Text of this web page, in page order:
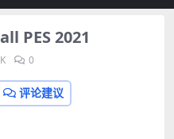
PES 2021
0
评论建议